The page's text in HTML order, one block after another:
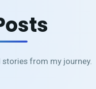
from my journey.